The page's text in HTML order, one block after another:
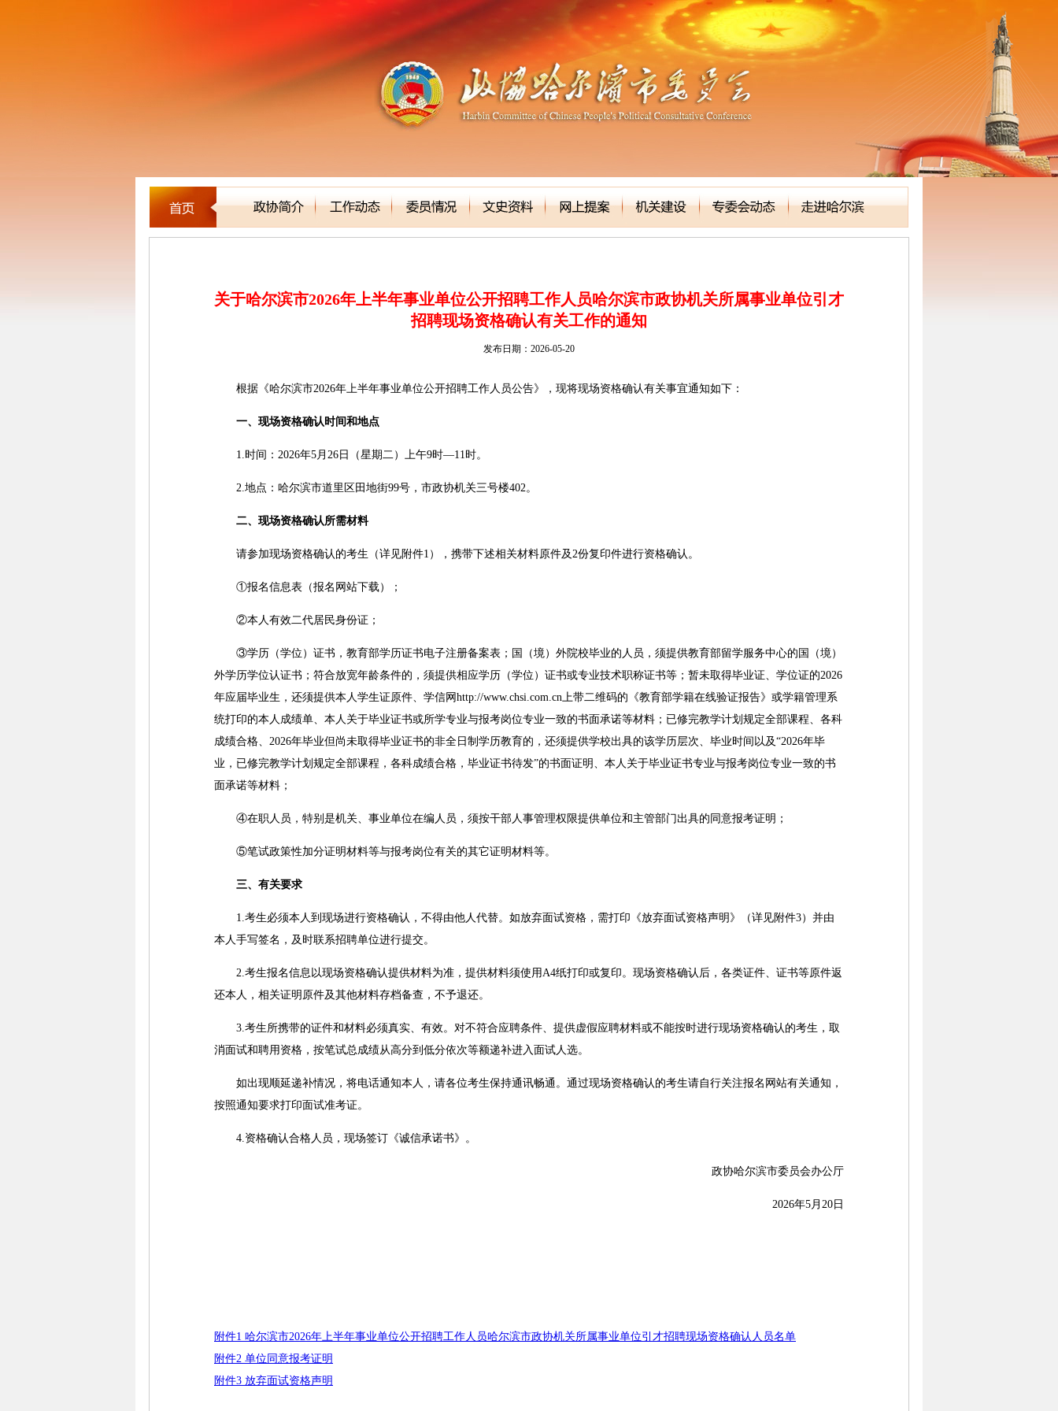
关于哈尔滨市2026年上半年事业单位公开招聘工作人员哈尔滨市政协机关所属事业单位引才
招聘现场资格确认有关工作的通知
发布日期：2026-05-20
根据《哈尔滨市2026年上半年事业单位公开招聘工作人员公告》，现将现场资格确认有关事宜通知如下：
一、现场资格确认时间和地点
1.时间：2026年5月26日（星期二）上午9时—11时。
2.地点：哈尔滨市道里区田地街99号，市政协机关三号楼402。
二、现场资格确认所需材料
请参加现场资格确认的考生（详见附件1），携带下述相关材料原件及2份复印件进行资格确认。
①报名信息表（报名网站下载）；
②本人有效二代居民身份证；
③学历（学位）证书，教育部学历证书电子注册备案表；国（境）外院校毕业的人员，须提供教育部留学服务中心的国（境）
外学历学位认证书；符合放宽年龄条件的，须提供相应学历（学位）证书或专业技术职称证书等；暂未取得毕业证、学位证的2026
年应届毕业生，还须提供本人学生证原件、学信网http://www.chsi.com.cn上带二维码的《教育部学籍在线验证报告》或学籍管理系
统打印的本人成绩单、本人关于毕业证书或所学专业与报考岗位专业一致的书面承诺等材料；已修完教学计划规定全部课程、各科
成绩合格、2026年毕业但尚未取得毕业证书的非全日制学历教育的，还须提供学校出具的该学历层次、毕业时间以及“2026年毕
业，已修完教学计划规定全部课程，各科成绩合格，毕业证书待发”的书面证明、本人关于毕业证书专业与报考岗位专业一致的书
面承诺等材料；
④在职人员，特别是机关、事业单位在编人员，须按干部人事管理权限提供单位和主管部门出具的同意报考证明；
⑤笔试政策性加分证明材料等与报考岗位有关的其它证明材料等。
三、有关要求
1.考生必须本人到现场进行资格确认，不得由他人代替。如放弃面试资格，需打印《放弃面试资格声明》（详见附件3）并由
本人手写签名，及时联系招聘单位进行提交。
2.考生报名信息以现场资格确认提供材料为准，提供材料须使用A4纸打印或复印。现场资格确认后，各类证件、证书等原件返
还本人，相关证明原件及其他材料存档备查，不予退还。
3.考生所携带的证件和材料必须真实、有效。对不符合应聘条件、提供虚假应聘材料或不能按时进行现场资格确认的考生，取
消面试和聘用资格，按笔试总成绩从高分到低分依次等额递补进入面试人选。
如出现顺延递补情况，将电话通知本人，请各位考生保持通讯畅通。通过现场资格确认的考生请自行关注报名网站有关通知，
按照通知要求打印面试准考证。
4.资格确认合格人员，现场签订《诚信承诺书》。
政协哈尔滨市委员会办公厅
2026年5月20日
附件1 哈尔滨市2026年上半年事业单位公开招聘工作人员哈尔滨市政协机关所属事业单位引才招聘现场资格确认人员名单
附件2 单位同意报考证明
附件3 放弃面试资格声明